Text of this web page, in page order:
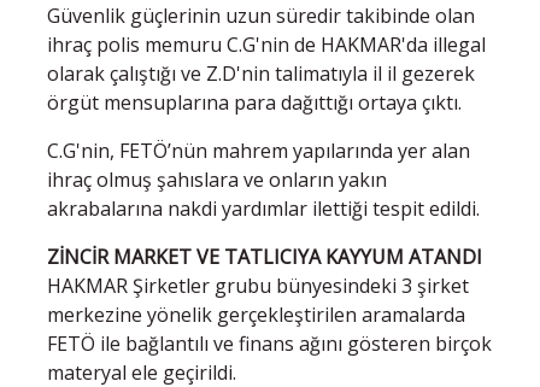
Güvenlik güçlerinin uzun süredir takibinde olan
ihraç polis memuru C.G'nin de HAKMAR'da illegal
olarak çalıştığı ve Z.D'nin talimatıyla il il gezerek
örgüt mensuplarına para dağıttığı ortaya çıktı.
C.G'nin, FETÖ’nün mahrem yapılarında yer alan
ihraç olmuş şahıslara ve onların yakın
akrabalarına nakdi yardımlar ilettiği tespit edildi.
ZİNCİR MARKET VE TATLICIYA KAYYUM ATANDI
HAKMAR Şirketler grubu bünyesindeki 3 şirket
merkezine yönelik gerçekleştirilen aramalarda
FETÖ ile bağlantılı ve finans ağını gösteren birçok
materyal ele geçirildi.